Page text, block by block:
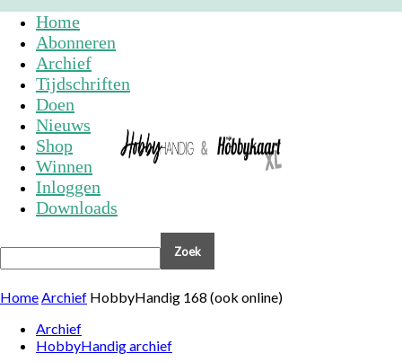
Home
Abonneren
Archief
Tijdschriften
Doen
Nieuws
Shop
Winnen
Inloggen
Downloads
HomeArchief HobbyHandig 168 (ook online)
Archief
HobbyHandig archief